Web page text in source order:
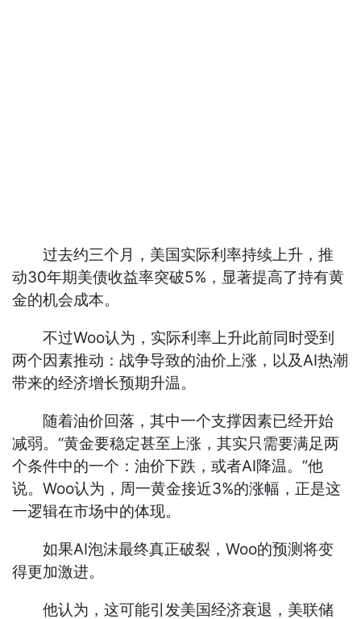
过去约三个月，美国实际利率持续上升，推
动30年期美债收益率突破5%，显著提高了持有黄
金的机会成本。
不过Woo认为，实际利率上升此前同时受到
两个因素推动：战争导致的油价上涨，以及AI热潮
带来的经济增长预期升温。
随着油价回落，其中一个支撑因素已经开始
减弱。“黄金要稳定甚至上涨，其实只需要满足两
个条件中的一个：油价下跌，或者AI降温。”他
说。Woo认为，周一黄金接近3%的涨幅，正是这
一逻辑在市场中的体现。
如果AI泡沫最终真正破裂，Woo的预测将变
得更加激进。
他认为，这可能引发美国经济衰退，美联储